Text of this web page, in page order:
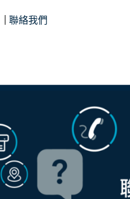
聯絡我們